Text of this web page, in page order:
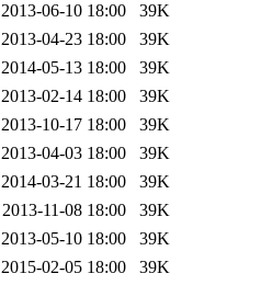
2013-06-10 18:00
39K
2013-04-23 18:00
39K
2014-05-13 18:00
39K
2013-02-14 18:00
39K
2013-10-17 18:00
39K
2013-04-03 18:00
39K
2014-03-21 18:00
39K
2013-11-08 18:00
39K
2013-05-10 18:00
39K
2015-02-05 18:00
39K